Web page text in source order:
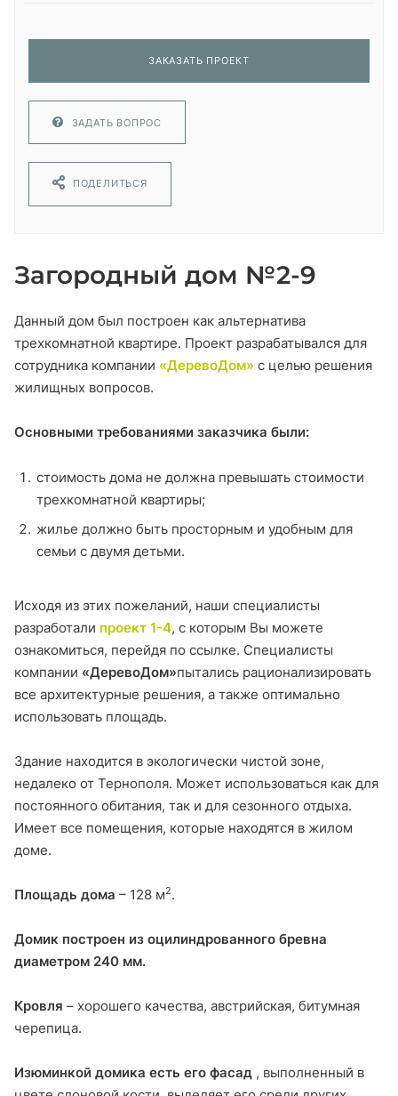
ЗАКАЗАТЬ ПРОЕКТ
ЗАДАТЬ ВОПРОС
ПОДЕЛИТЬСЯ
Загородный дом №2-9
Данный дом был построен как альтернатива
трехкомнатной квартире. Проект разрабатывался для
сотрудника компании «ДеревоДом» с целью решения
жилищных вопросов.
Основными требованиями заказчика были:
стоимость дома не должна превышать стоимости
трехкомнатной квартиры;
жилье должно быть просторным и удобным для
семьи с двумя детьми.
Исходя из этих пожеланий, наши специалисты
разработали проект 1-4, с которым Вы можете
ознакомиться, перейдя по ссылке. Специалисты
компании «ДеревоДом»пытались рационализировать
все архитектурные решения, а также оптимально
использовать площадь.
Здание находится в экологически чистой зоне,
недалеко от Тернополя. Может использоваться как для
постоянного обитания, так и для сезонного отдыха.
Имеет все помещения, которые находятся в жилом
доме.
Площадь дома – 128 м2.
Домик построен из оцилиндрованного бревна
диаметром 240 мм.
Кровля – хорошего качества, австрийская, битумная
черепица.
Изюминкой домика есть его фасад , выполненный в